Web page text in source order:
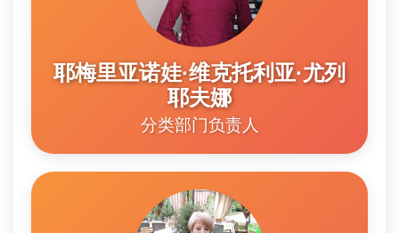
耶梅里亚诺娃·维克托利亚·尤列
耶夫娜
分类部门负责人